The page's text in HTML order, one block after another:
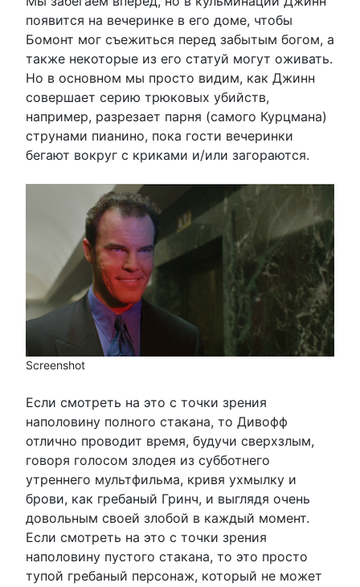
появится на вечеринке в его доме, чтобы
Бомонт мог съежиться перед забытым богом, а
также некоторые из его статуй могут оживать.
Но в основном мы просто видим, как Джинн
совершает серию трюковых убийств,
например, разрезает парня (самого Курцмана)
струнами пианино, пока гости вечеринки
бегают вокруг с криками и/или загораются.
Screenshot
Если смотреть на это с точки зрения
наполовину полного стакана, то Дивофф
отлично проводит время, будучи сверхзлым,
говоря голосом злодея из субботнего
утреннего мультфильма, кривя ухмылку и
брови, как гребаный Гринч, и выглядя очень
довольным своей злобой в каждый момент.
Если смотреть на это с точки зрения
наполовину пустого стакана, то это просто
тупой гребаный персонаж, который не может